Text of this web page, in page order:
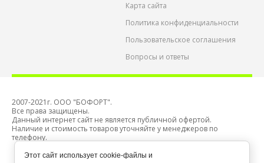
Карта сайта
Политика конфиденциальности
Пользовательское соглашения
Вопросы и ответы
2007-2021г. ООО "БОФОРТ".
Все права защищены.
Данный интернет сайт не является публичной офертой.
Наличие и стоимость товаров уточняйте у менеджеров по
телефону.
Этот сайт использует cookie-файлы и